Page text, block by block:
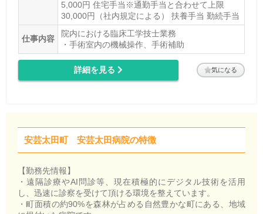
5,000円 住宅手当※通勤手当と合わせて上限
30,000円（社内規定による） 扶養手当 勤続手当
仕事内容
院内における臨床工学技士業務
・手術室内の機械操作、手術補助
詳細を見る 気になる
安芸太田町 安芸太田病院の特徴
【勤務先情報】
・遠隔診療やAI問診等、現在積極的にデジタル技術を活用
し、迅速に診察を受けて頂ける環境を整えています。
・町面積の約90%を森林が占める自然豊かな町にある、地域